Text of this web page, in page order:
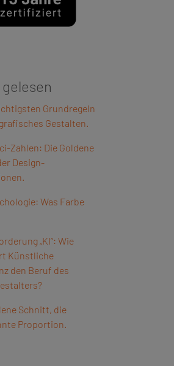
Grundregeln
Gestalten.
Zahlen: Die Goldene
Design-
Was Farbe
„KI“: Wie
Künstliche
den Beruf des
Schnitt, die
Proportion.